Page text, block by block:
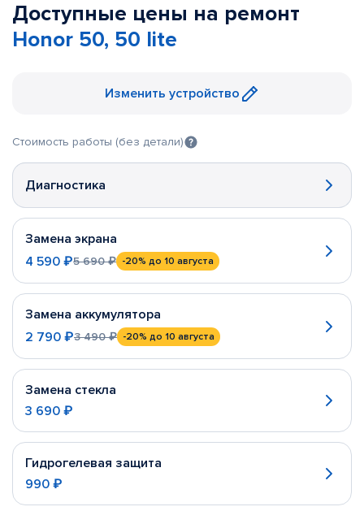
Доступные цены на ремонт
Honor 50, 50 lite
Изменить устройство
Стоимость работы (без детали)
Диагностика
Замена экрана
4 590 ₽5 690 ₽ -20% до 10 августа
Замена аккумулятора
2 790 ₽3 490 ₽ -20% до 10 августа
Замена стекла
3 690 ₽
Гидрогелевая защита
990 ₽